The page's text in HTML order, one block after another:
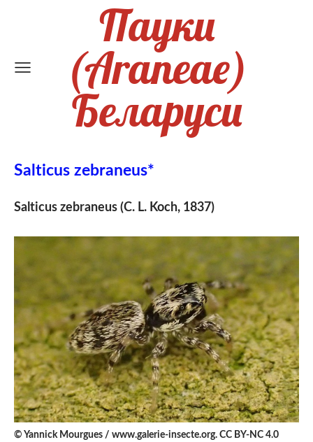
Пауки
(Araneae)
Беларуси
Salticus zebraneus*
Salticus zebraneus (C. L. Koch, 1837)
© Yannick Mourgues / www.galerie-insecte.org. CC BY-NC 4.0